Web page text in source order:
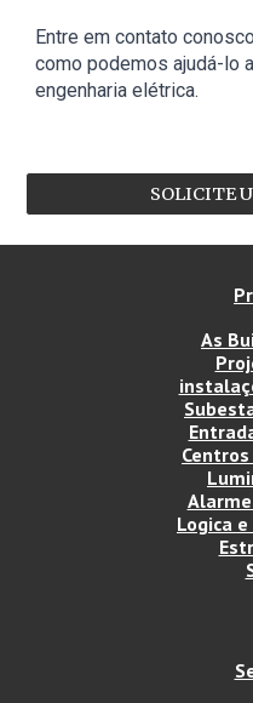
Entre em contato
como podemos ajudá-lo
engenharia elétrica.
SOLICITE
As
Logica